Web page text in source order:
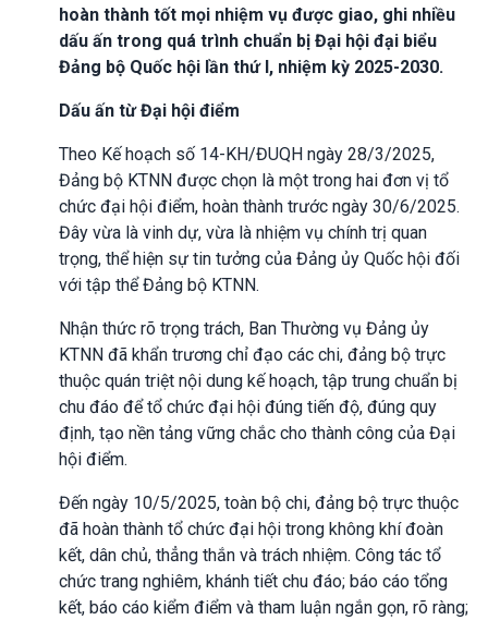
hoàn thành tốt mọi nhiệm vụ được giao, ghi nhiều
dấu ấn trong quá trình chuẩn bị Đại hội đại biểu
Đảng bộ Quốc hội lần thứ I, nhiệm kỳ 2025-2030.
Dấu ấn từ Đại hội điểm
Theo Kế hoạch số 14-KH/ĐUQH ngày 28/3/2025,
Đảng bộ KTNN được chọn là một trong hai đơn vị tổ
chức đại hội điểm, hoàn thành trước ngày 30/6/2025.
Đây vừa là vinh dự, vừa là nhiệm vụ chính trị quan
trọng, thể hiện sự tin tưởng của Đảng ủy Quốc hội đối
với tập thể Đảng bộ KTNN.
Nhận thức rõ trọng trách, Ban Thường vụ Đảng ủy
KTNN đã khẩn trương chỉ đạo các chi, đảng bộ trực
thuộc quán triệt nội dung kế hoạch, tập trung chuẩn bị
chu đáo để tổ chức đại hội đúng tiến độ, đúng quy
định, tạo nền tảng vững chắc cho thành công của Đại
hội điểm.
Đến ngày 10/5/2025, toàn bộ chi, đảng bộ trực thuộc
đã hoàn thành tổ chức đại hội trong không khí đoàn
kết, dân chủ, thẳng thắn và trách nhiệm. Công tác tổ
chức trang nghiêm, khánh tiết chu đáo; báo cáo tổng
kết, báo cáo kiểm điểm và tham luận ngắn gọn, rõ ràng;